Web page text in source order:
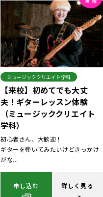
ミュージッククリエイト学科
【来校】初めてでも大丈
夫！ギターレッスン体験
（ミュージッククリエイト
学科）
初心者さん、大歓迎！
ギターを弾いてみたいけどきっかけ
がな...
申し込む 詳しく見る